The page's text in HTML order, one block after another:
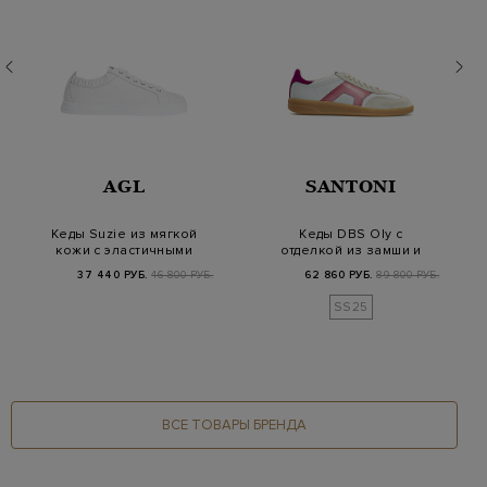
AGL
Кеды Suzie из мягкой
кожи с эластичными
вставками
37 440 РУБ. 46 800 РУБ.
SANTONI
Кеды DBS Oly с
отделкой из замши и
патинированными
дет…
62 860 РУБ. 89 800 РУБ.
SS25
ВСЕ ТОВАРЫ БРЕНДА